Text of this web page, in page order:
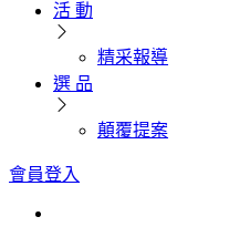
活 動
精采報導
選 品
顛覆提案
會員登入